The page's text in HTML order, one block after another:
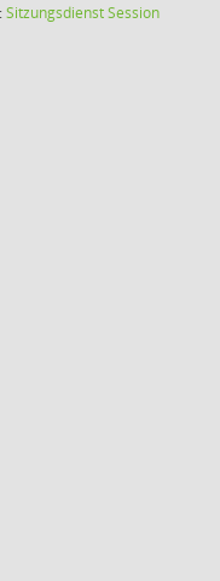
SitzungsdienstSession(Wird in